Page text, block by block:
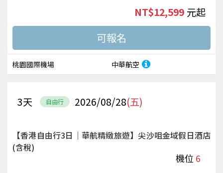
桃園國際機場 中華航空
NT$12,599 起
自由行 2026/08/28(五)
3天
【香港自由行3日｜華航精緻旅遊】尖沙咀金域假日酒店
(含稅)
機位 6